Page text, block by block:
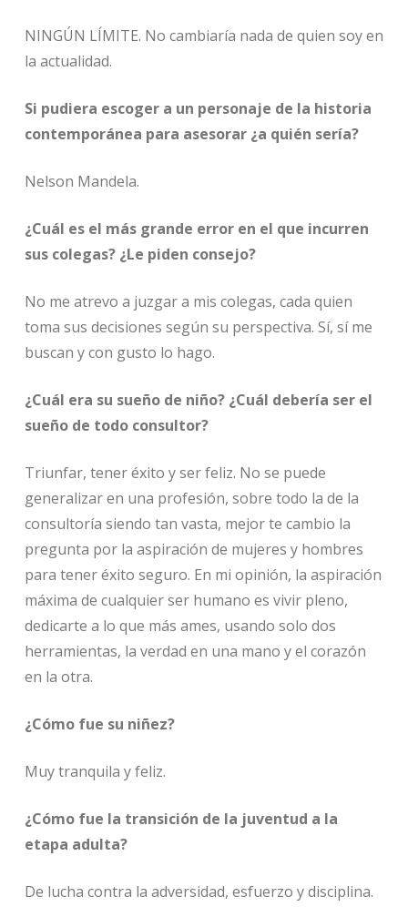
NINGÚN LÍMITE. No cambiaría nada de quien soy en
la actualidad.
Si pudiera escoger a un personaje de la historia
contemporánea para asesorar ¿a quién sería?
Nelson Mandela.
¿Cuál es el más grande error en el que incurren
sus colegas? ¿Le piden consejo?
No me atrevo a juzgar a mis colegas, cada quien
toma sus decisiones según su perspectiva. Sí, sí me
buscan y con gusto lo hago.
¿Cuál era su sueño de niño? ¿Cuál debería ser el
sueño de todo consultor?
Triunfar, tener éxito y ser feliz. No se puede
generalizar en una profesión, sobre todo la de la
consultoría siendo tan vasta, mejor te cambio la
pregunta por la aspiración de mujeres y hombres
para tener éxito seguro. En mi opinión, la aspiración
máxima de cualquier ser humano es vivir pleno,
dedicarte a lo que más ames, usando solo dos
herramientas, la verdad en una mano y el corazón
en la otra.
¿Cómo fue su niñez?
Muy tranquila y feliz.
¿Cómo fue la transición de la juventud a la
etapa adulta?
De lucha contra la adversidad, esfuerzo y disciplina.